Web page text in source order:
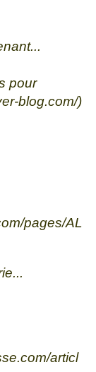
pour
blog.com/)
pages/AL
articl